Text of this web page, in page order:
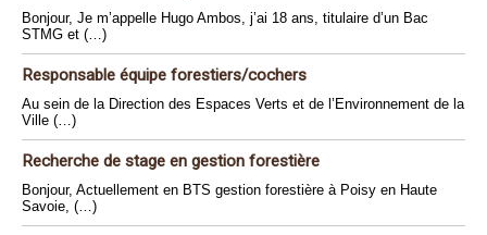
Bonjour, Je m’appelle Hugo Ambos, j’ai 18 ans, titulaire d’un Bac
STMG et (…)
Responsable équipe forestiers/cochers
Au sein de la Direction des Espaces Verts et de l’Environnement de la
Ville (…)
Recherche de stage en gestion forestière
Bonjour, Actuellement en BTS gestion forestière à Poisy en Haute
Savoie, (…)